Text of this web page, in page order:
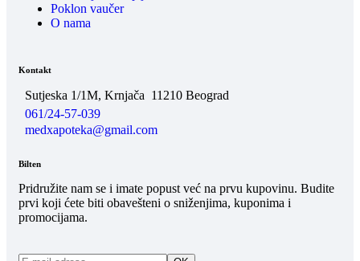
Poklon vaučer
O nama
Kontakt
Sutjeska 1/1M, Krnjača 11210 Beograd
061/24-57-039
medxapoteka@gmail.com
Bilten
Pridružite nam se i imate popust već na prvu kupovinu. Budite
prvi koji ćete biti obavešteni o sniženjima, kuponima i
promocijama.